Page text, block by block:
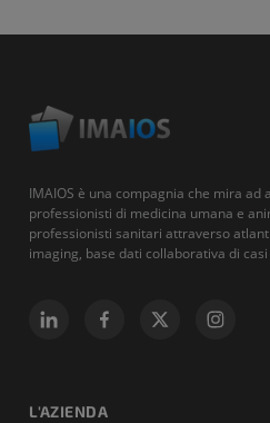
IMAIOS è una compagnia che mira ad
professionisti di medicina umana e
professionisti sanitari attraverso
imaging, base dati collaborativa di
L'AZIENDA